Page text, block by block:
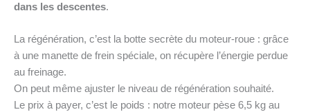
dans les descentes.
La régénération, c’est la botte secrète du moteur-roue : grâce
à une manette de frein spéciale, on récupère l’énergie perdue
au freinage.
On peut même ajuster le niveau de régénération souhaité.
Le prix à payer, c’est le poids : notre moteur pèse 6,5 kg au